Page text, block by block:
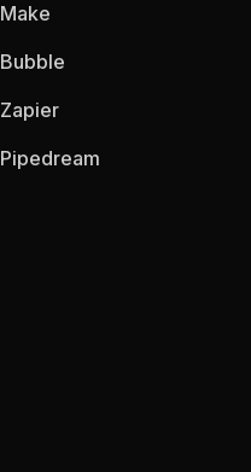
Make
Bubble
Zapier
Pipedream